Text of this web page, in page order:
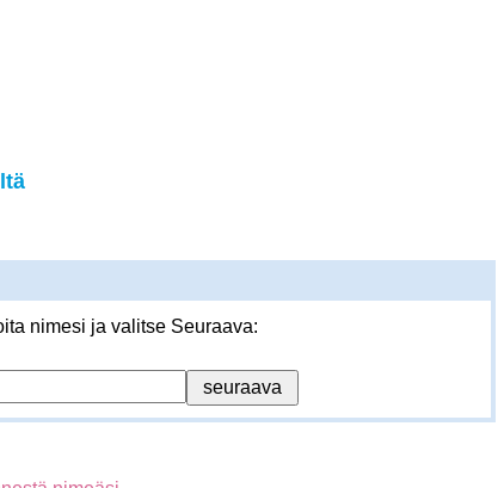
nimesi ja valitse Seuraava: